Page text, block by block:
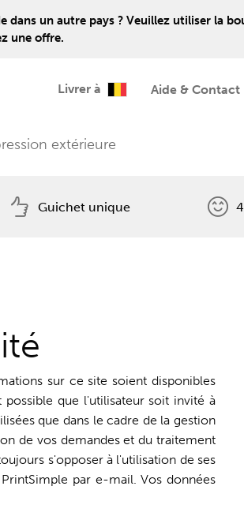
un autre pays ? Veuillez utiliser la
une offre.
Livrer à Aide & Contact
extérieure
Guichet unique
sur ce site soient disponibles
possible que l'utilisateur soit invité à
que dans le cadre de la gestion
de vos demandes et du traitement
s'opposer à l'utilisation de ses
par e-mail. Vos données